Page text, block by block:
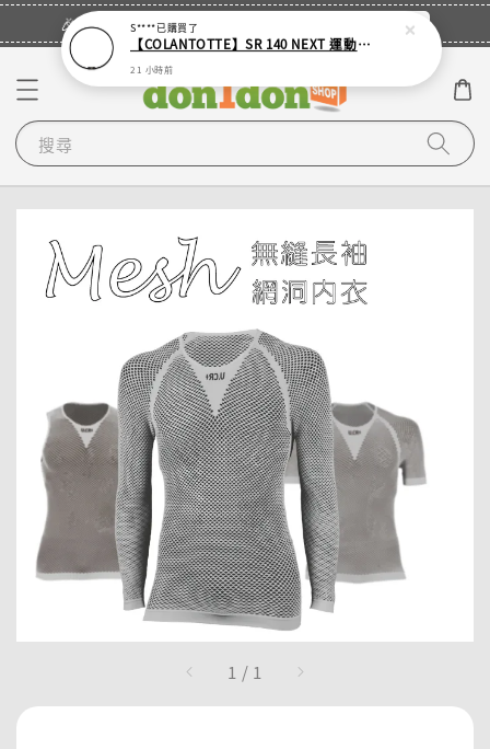
🎉登入會員・領取您的專屬折扣券！ 立即登入
搜尋
1 / 1
S****已購買了
【COLANTOTTE】SR 140 NEXT 運動機能磁石項圈
21 小時前